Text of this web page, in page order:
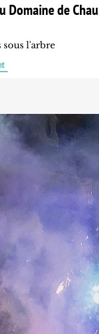
Domaine de
sous l'arbre